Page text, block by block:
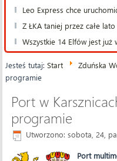
Leo Express chce
Z ŁKA taniej przez całe lato
Wszystkie 14 Elfów jest już
Jesteś tutaj:Start Zduńska
programie
Port w
programie
Utworzono: sobota, 24,
Port